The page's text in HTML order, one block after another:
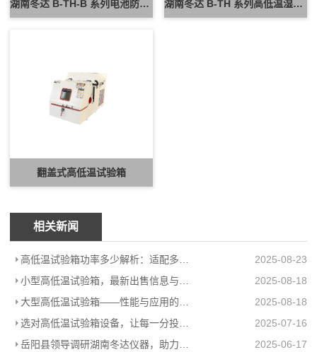
湖南冬达 B-TH-B 系列电池防爆试验箱 新能源电池高低温防爆测试设备 湖南冬达 B-TH 系列高低温湿热试验箱 可定制高低温循环可靠性测试设备
翻盖式高低温试验箱
相关新闻
2025-08-23
2025-08-18
2025-08-18
选对高低温试验箱设备，让每一分投入都值得
2025-07-16
2025-06-17